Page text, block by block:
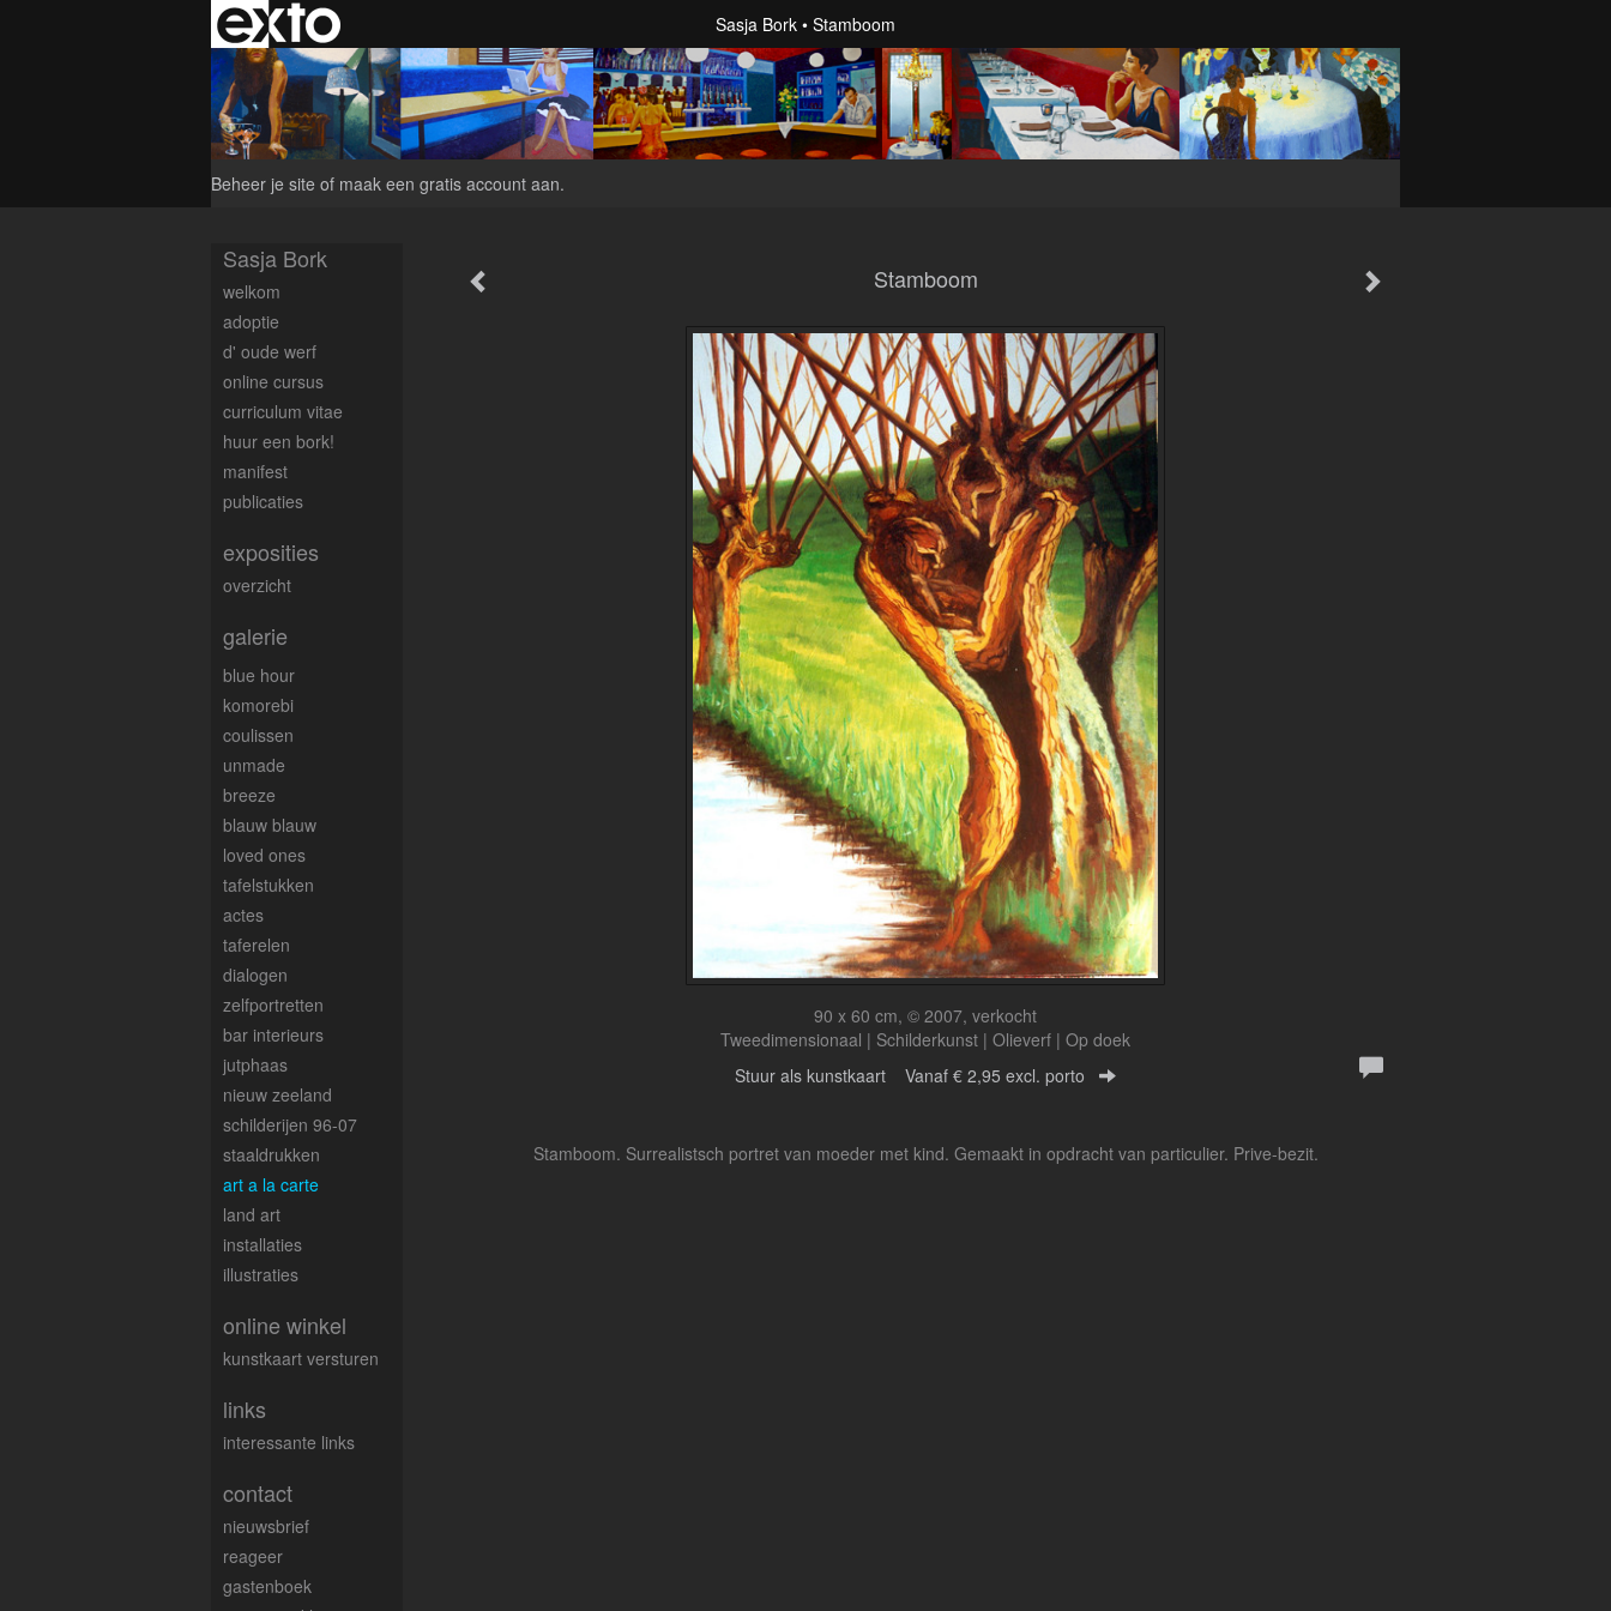
Sasja Bork Stamboom
Beheer je site of maak een gratis account aan.
Stamboom
90 x 60 cm, © 2007, verkocht
Tweedimensionaal | Schilderkunst | Olieverf | Op doek
Stuur als kunstkaart Vanaf € 2,95 excl. porto
Stamboom. Surrealistsch portret van moeder met kind. Gemaakt in opdracht van particulier. Prive-bezit.
Sasja Bork
welkom
adoptie
d' oude werf
online cursus
curriculum vitae
huur een bork!
manifest
publicaties
exposities
overzicht
galerie
blue hour
komorebi
coulissen
unmade
breeze
blauw blauw
loved ones
tafelstukken
actes
taferelen
dialogen
zelfportretten
bar interieurs
jutphaas
nieuw zeeland
schilderijen 96-07
staaldrukken
art a la carte
land art
installaties
illustraties
online winkel
kunstkaart versturen
links
interessante links
contact
nieuwsbrief
reageer
gastenboek